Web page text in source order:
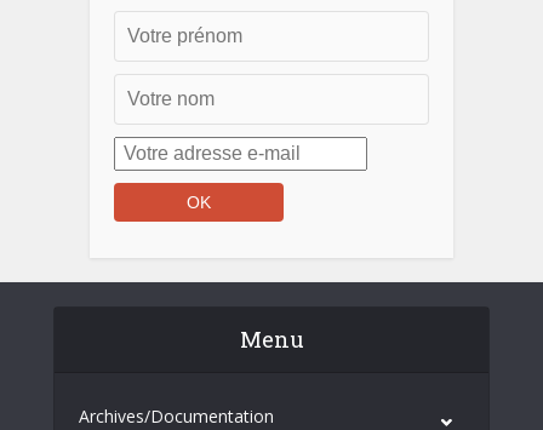
Menu
Archives/Documentation